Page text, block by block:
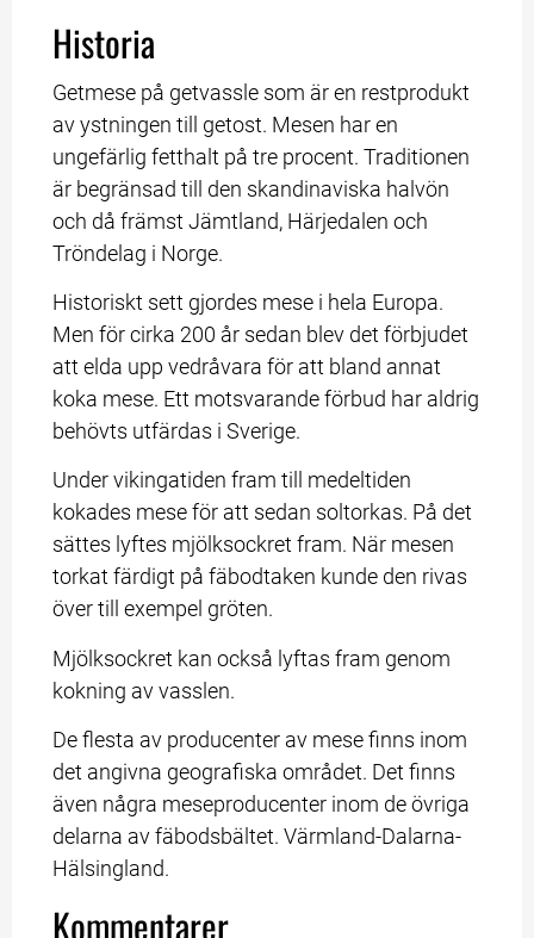
Historia
Getmese på getvassle som är en restprodukt
av ystningen till getost. Mesen har en
ungefärlig fetthalt på tre procent. Traditionen
är begränsad till den skandinaviska halvön
och då främst Jämtland, Härjedalen och
Tröndelag i Norge.
Historiskt sett gjordes mese i hela Europa.
Men för cirka 200 år sedan blev det förbjudet
att elda upp vedråvara för att bland annat
koka mese. Ett motsvarande förbud har aldrig
behövts utfärdas i Sverige.
Under vikingatiden fram till medeltiden
kokades mese för att sedan soltorkas. På det
sättes lyftes mjölksockret fram. När mesen
torkat färdigt på fäbodtaken kunde den rivas
över till exempel gröten.
Mjölksockret kan också lyftas fram genom
kokning av vasslen.
De flesta av producenter av mese finns inom
det angivna geografiska området. Det finns
även några meseproducenter inom de övriga
delarna av fäbodsbältet. Värmland-Dalarna-
Hälsingland.
Kommentarer